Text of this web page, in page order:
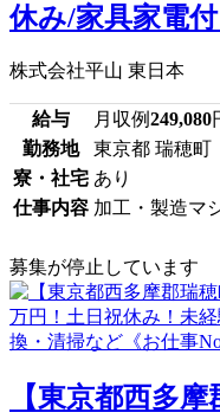
休み/家具家電
株式会社平山 東日本
給与 月収例249,080
勤務地
東京都 瑞穂町
寮・社宅 あり
仕事内容 加工・製造マ
募集が停止しています
【東京都西多